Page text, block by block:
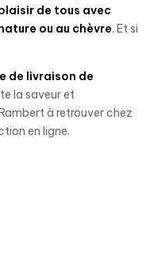
de tous avec
ou au chèvre. Et si
de livraison de
la saveur et
à retrouver chez
en ligne.